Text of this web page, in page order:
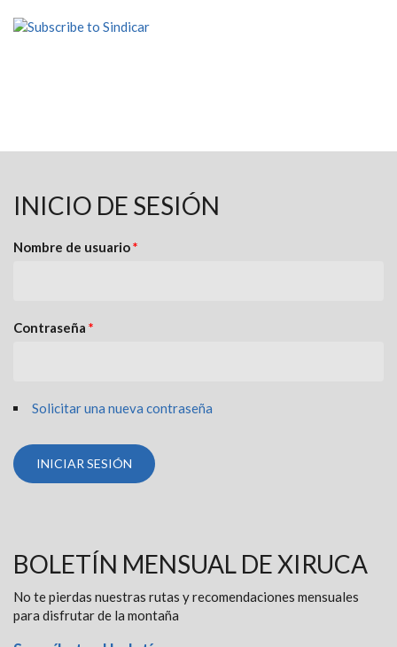
INICIO DE SESIÓN
Nombre de usuario*
Contraseña *
Solicitar una nueva contraseña
BOLETÍN MENSUAL DE XIRUCA
No te pierdas nuestras rutas y recomendaciones mensuales
para disfrutar de la montaña